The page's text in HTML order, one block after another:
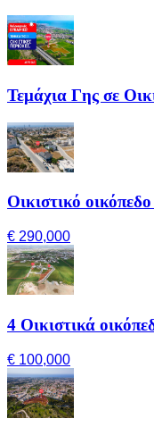
Τεμάχια Γης σε
Οικιστικό
€ 290,000
4 Οικιστικά
€ 100,000